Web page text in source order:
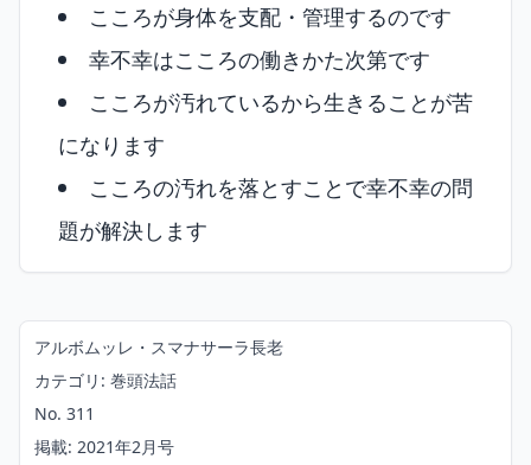
こころが身体を支配・管理するのです
幸不幸はこころの働きかた次第です
こころが汚れているから生きることが苦
になります
こころの汚れを落とすことで幸不幸の問
題が解決します
アルボムッレ・スマナサーラ長老
カテゴリ: 巻頭法話
No. 311
掲載: 2021年2月号